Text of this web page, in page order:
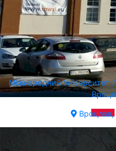
Міжнародний Університет